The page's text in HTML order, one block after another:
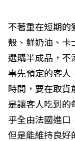
不著重在短期的
殼、鮮奶油、卡
選購半成品，不
事先預定的客人
時間，要在取貨
是讓客人吃到
乎全由法國進口
但是能維持良好